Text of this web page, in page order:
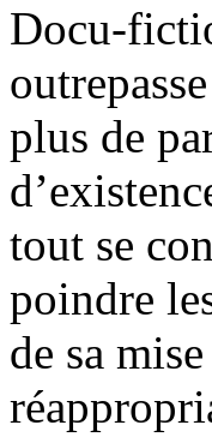
Docu-
plus de
tout se
poindre
de sa